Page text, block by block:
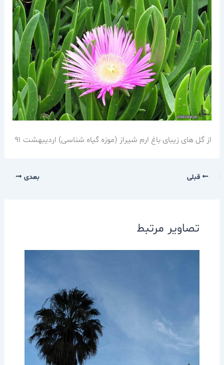
از گل های زیبای باغ ارم شیراز (موزه گیاه شناسی) اردیبهشت ۹۱
قبلی بعدی
تصاویر مرتبط